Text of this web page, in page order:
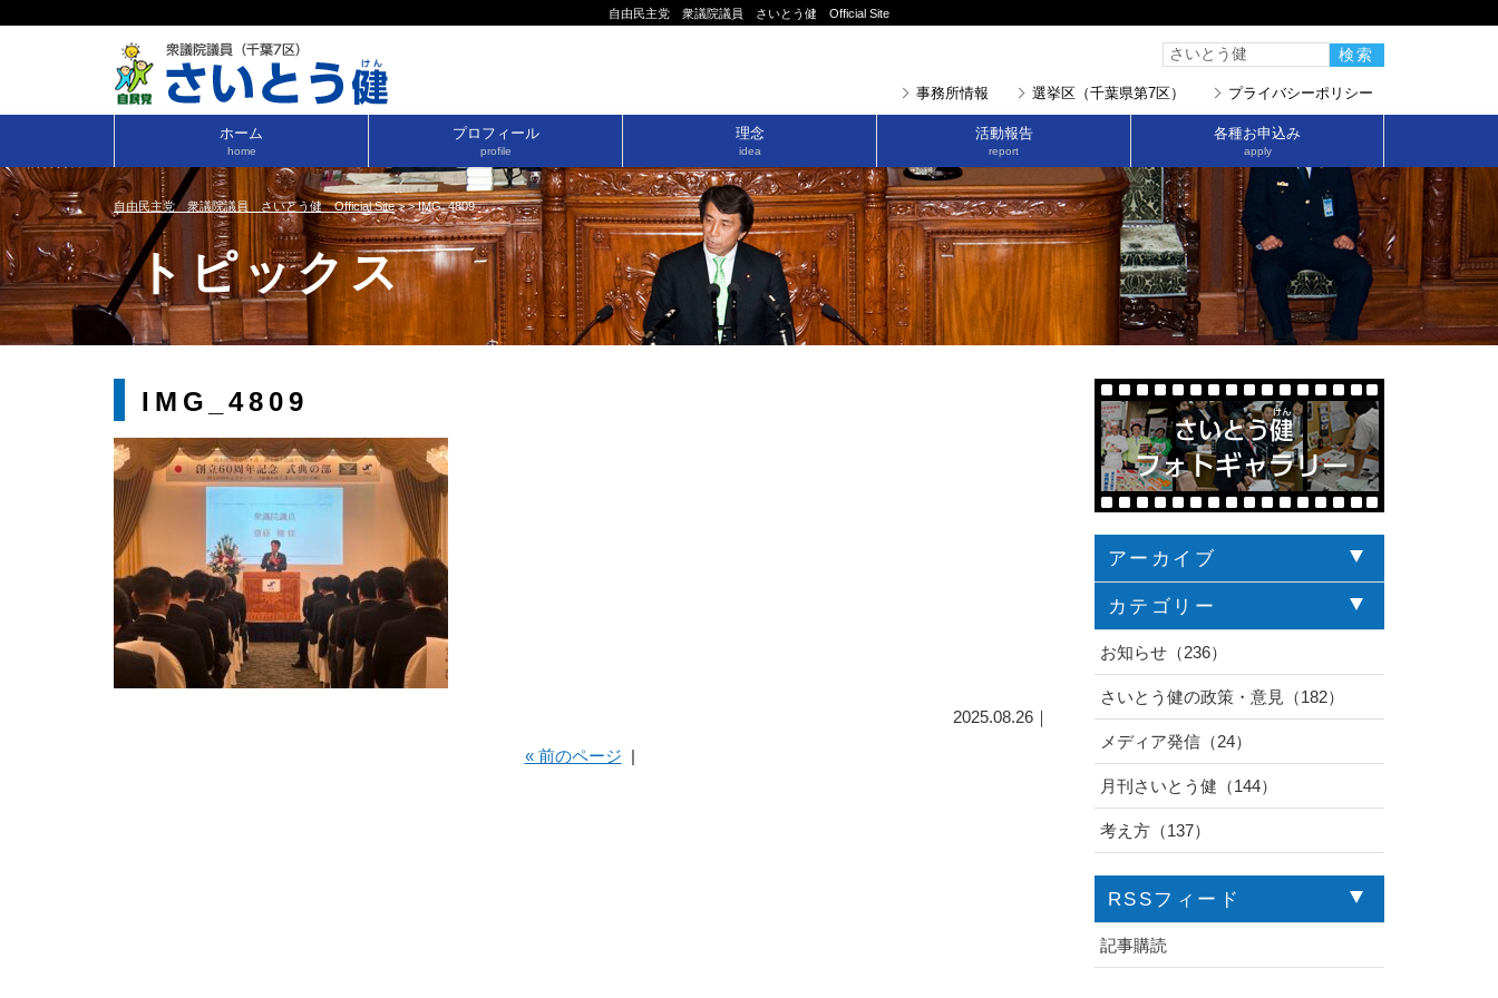
自由民主党 衆議院議員 さいとう健 Official Site
事務所情報 選挙区（千葉県第7区） プライバシーポリシー
ホーム
home
プロフィール
profile
理念
idea
活動報告
report
各種お申込み
apply
自由民主党 衆議院議員 さいとう健 Official Site>>IMG_4809
トピックス
IMG_4809
2025.08.26｜
« 前のページ |
アーカイブ
カテゴリー
お知らせ（236）
さいとう健の政策・意見（182）
メディア発信（24）
月刊さいとう健（144）
考え方（137）
RSSフィード
記事購読